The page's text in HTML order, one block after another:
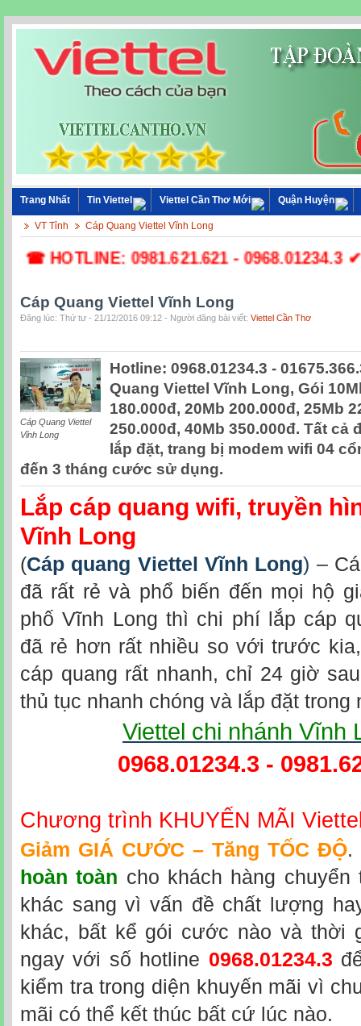
Trang Nhất Tin Viettel Viettel Cần Thơ Mới Quận Huyện
VT Tỉnh Cáp Quang Viettel Vĩnh Long
☎ HOTLINE: 0981.621.621 - 0968.01234.3
Cáp Quang Viettel Vĩnh Long
Đăng lúc: Thứ tư - 21/12/2016 09:12 - Người đăng bài viết: Viettel Cần Thơ
Cáp Quang Viettel
Vĩnh Long
Hotline: 0968.01234.3 -
Quang Viettel Vĩnh Long, Gói
180.000đ, 20Mb 200.000đ, 25Mb
250.000đ, 40Mb 350.000đ. Tất
lắp đặt, trang bị modem wifi 04
đến 3 tháng cước sử dụng.
Lắp cáp quang wifi, truyền
Vĩnh Long
(Cáp quang Viettel Vĩnh Long) –
đã rất rẻ và phổ biến đến mọi hộ
phố Vĩnh Long thì chi phí lắp cáp
đã rẻ hơn rất nhiều so với trước
cáp quang rất nhanh, chỉ 24 giờ
thủ tục nhanh chóng và lắp đặt trong
Viettel chi nhánh Vĩnh
0968.01234.3 -
Chương trình KHUYẾN MÃI
Giảm GIÁ CƯỚC – Tăng TỐC ĐỘ.
hoàn toàn cho khách hàng
khác sang vì vấn đề chất lượng
khác, bất kể gói cước nào và thời
ngay với số hotline 0968.01234.3
kiểm tra trong diện khuyến mãi vì
mãi có thể kết thúc bất cứ lúc nào.